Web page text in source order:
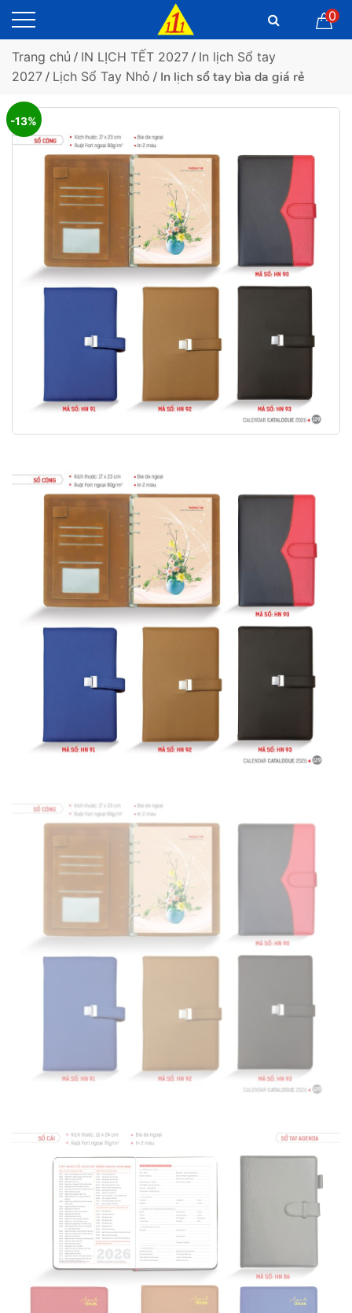
0
Trang chủ / IN LỊCH TẾT 2027 / In lịch Sổ tay
2027 / Lịch Sổ Tay Nhỏ / In lịch sổ tay bìa da giá rẻ
-13%